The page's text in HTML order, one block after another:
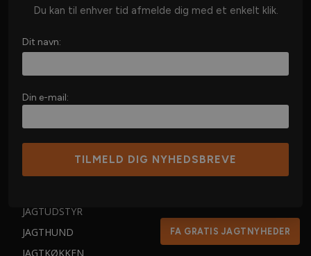
Kontakt os
DANSK JAGT
JAGT I UDLANDET
JAGTUDSTYR
JAGTHUND
JAGTKØKKEN
FA GRATIS JAGTNYHEDER
Du kan til enhver tid afmelde dig med et enkelt klik.
Dit navn:
Din e-mail: